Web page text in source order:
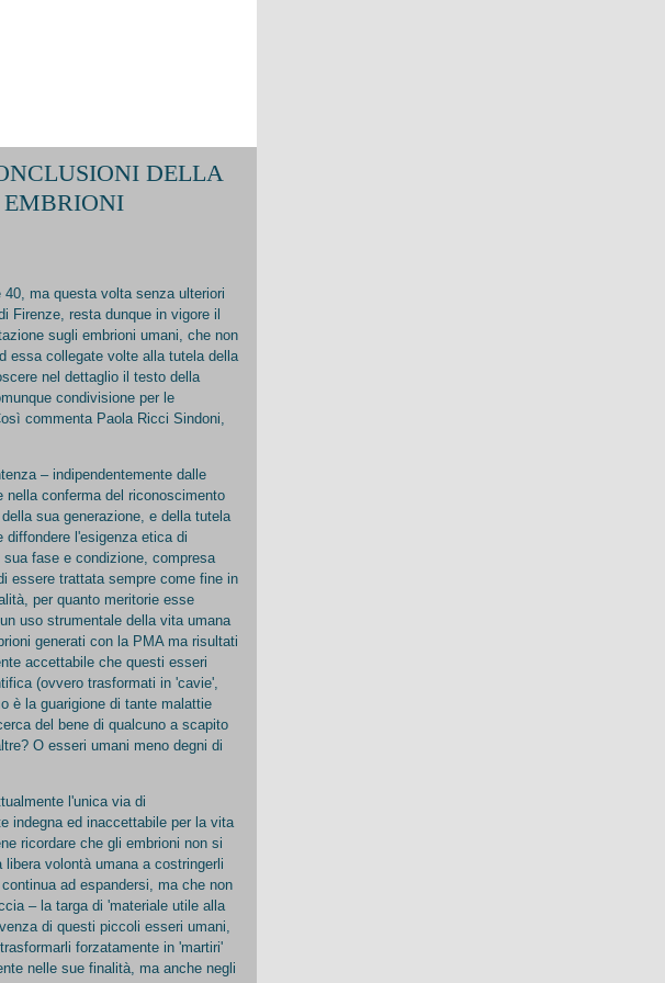
DELLA
EMBRIONI
ma questa volta senza ulteriori
Firenze, resta dunque in vigore il
sugli embrioni umani, che non
essa collegate volte alla tutela della
nel dettaglio il testo della
condivisione per le
commenta Paola Ricci Sindoni,
– indipendentemente dalle
nella conferma del riconoscimento
sua generazione, e della tutela
l'esigenza etica di
fase e condizione, compresa
essere trattata sempre come fine in
per quanto meritorie esse
uso strumentale della vita umana
generati con la PMA ma risultati
accettabile che questi esseri
(ovvero trasformati in 'cavie',
è la guarigione di tante malattie
del bene di qualcuno a scapito
O esseri umani meno degni di
l'unica via di
indegna ed inaccettabile per la vita
ricordare che gli embrioni non si
volontà umana a costringerli
ad espandersi, ma che non
– la targa di 'materiale utile alla
di questi piccoli esseri umani,
forzatamente in 'martiri'
nelle sue finalità, ma anche negli